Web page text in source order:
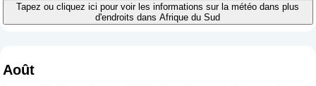
Tapez ou cliquez ici pour voir les informations sur la météo dans plus
d'endroits dans Afrique du Sud
Août